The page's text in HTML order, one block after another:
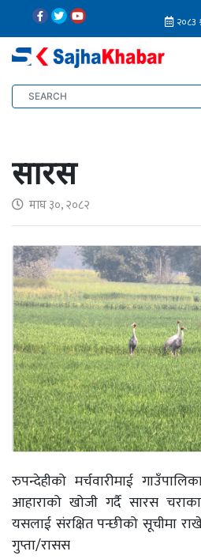
सारस
माघ ३०, २०८२
रुपन्देहीको मर्चवारीमाई
आहाराको खोजी गर्दै सारस
यसलाई संरक्षित पन्छीको सूचीमा
गुप्ता/रासस